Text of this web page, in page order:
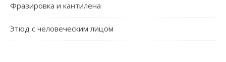
Фразировка и кантилена
Этюд с человеческим лицом